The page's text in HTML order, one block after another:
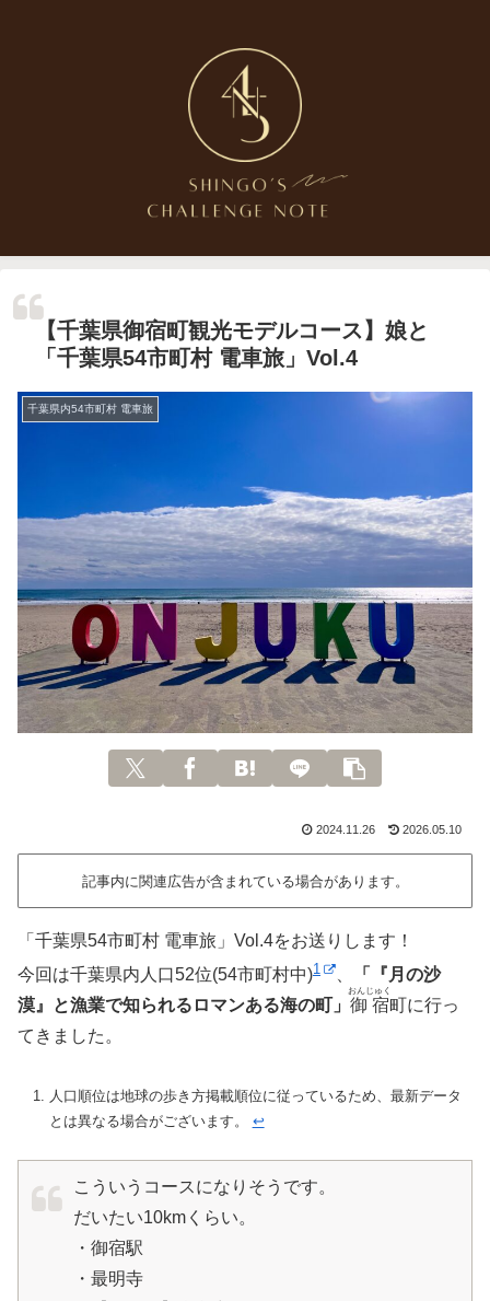
【千葉県御宿町観光モデルコース】娘と
「千葉県54市町村 電車旅」Vol.4
千葉県内54市町村 電車旅
2024.11.26 2026.05.10
記事内に関連広告が含まれている場合があります。
「千葉県54市町村 電車旅」Vol.4をお送りします！
今回は千葉県内人口52位(54市町村中)1
「『月の沙
漠』と漁業で知られるロマンある海の町」 御宿
おんじゅく
町に行っ
てきました。
人口順位は地球の歩き方掲載順位に従っているため、最新データ
とは異なる場合がございます。 ↩︎
こういうコースになりそうです。
だいたい10kmくらい。
・御宿駅
・最明寺